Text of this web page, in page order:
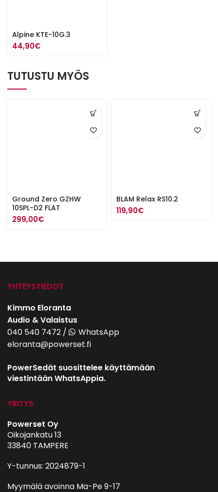
Alpine KTE-10G.3
44,90€
TUTUSTU MYÖS
Ground Zero GZHW
10SPL-D2 FLAT
299,00€
BLAM Relax RS10.2
119,90€
YHTEYSTIEDOT
Kimmo Eloranta
Audio & Valaistus
040 540 7472 /
WhatsApp
eloranta@powerset.fi
PowerSedät suosittelee käyttämään
viestintään WhatsAppia.
YRITYS
Powerset Oy
Oikojankatu 13
33840 TAMPERE
Y-tunnus: 2024879-1
Myymälä avoinna Ma-Pe 9-17